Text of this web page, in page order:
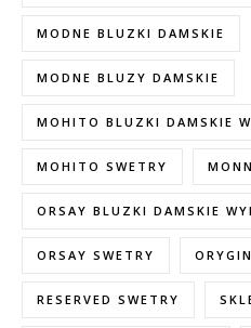
MODNE BLUZKI DAMSKIE
MODNE BLUZY DAMSKIE
MOHITO BLUZKI DAMSKIE
MOHITO SWETRY
ORSAY BLUZKI DAMSKIE
ORSAY SWETRY
RESERVED SWETRY